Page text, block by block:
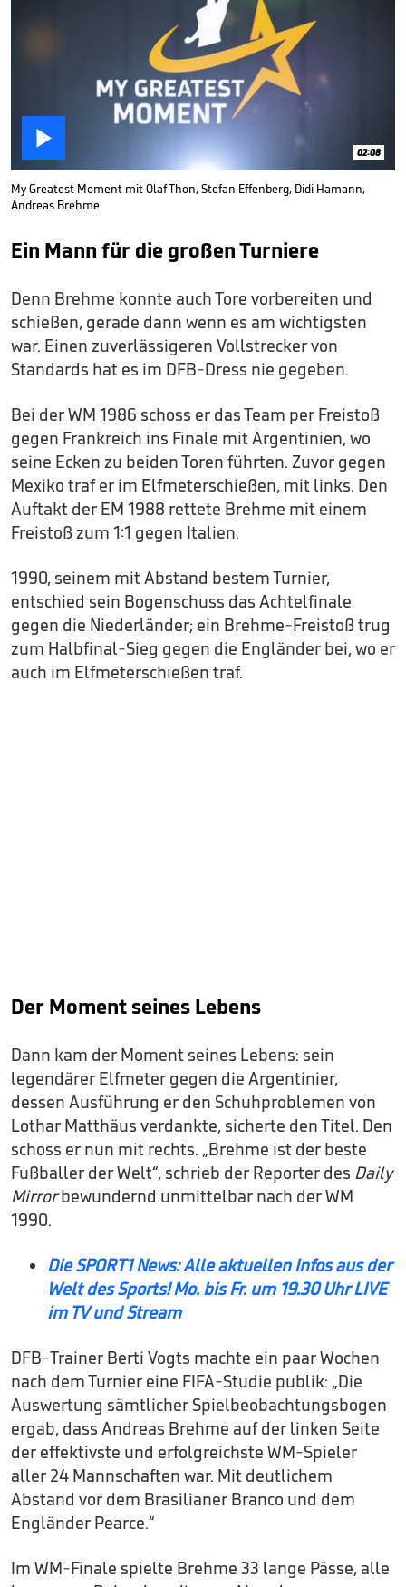
 02:08
My Greatest Moment mit Olaf Thon, Stefan Effenberg, Didi Hamann,
Andreas Brehme
Ein Mann für die großen Turniere
Denn Brehme konnte auch Tore vorbereiten und
schießen, gerade dann wenn es am wichtigsten
war. Einen zuverlässigeren Vollstrecker von
Standards hat es im DFB-Dress nie gegeben.
Bei der WM 1986 schoss er das Team per Freistoß
gegen Frankreich ins Finale mit Argentinien, wo
seine Ecken zu beiden Toren führten. Zuvor gegen
Mexiko traf er im Elfmeterschießen, mit links. Den
Auftakt der EM 1988 rettete Brehme mit einem
Freistoß zum 1:1 gegen Italien.
1990, seinem mit Abstand bestem Turnier,
entschied sein Bogenschuss das Achtelfinale
gegen die Niederländer; ein Brehme-Freistoß trug
zum Halbfinal-Sieg gegen die Engländer bei, wo er
auch im Elfmeterschießen traf.
Der Moment seines Lebens
Dann kam der Moment seines Lebens: sein
legendärer Elfmeter gegen die Argentinier,
dessen Ausführung er den Schuhproblemen von
Lothar Matthäus verdankte, sicherte den Titel. Den
schoss er nun mit rechts. „Brehme ist der beste
Fußballer der Welt“, schrieb der Reporter des Daily
Mirrorbewundernd unmittelbar nach der WM
1990.
Die SPORT1 News: Alle aktuellen Infos aus der
Welt des Sports! Mo. bis Fr. um 19.30 Uhr LIVE
im TV und Stream
DFB-Trainer Berti Vogts machte ein paar Wochen
nach dem Turnier eine FIFA-Studie publik: „Die
Auswertung sämtlicher Spielbeobachtungsbogen
ergab, dass Andreas Brehme auf der linken Seite
der effektivste und erfolgreichste WM-Spieler
aller 24 Mannschaften war. Mit deutlichem
Abstand vor dem Brasilianer Branco und dem
Engländer Pearce.“
Im WM-Finale spielte Brehme 33 lange Pässe, alle